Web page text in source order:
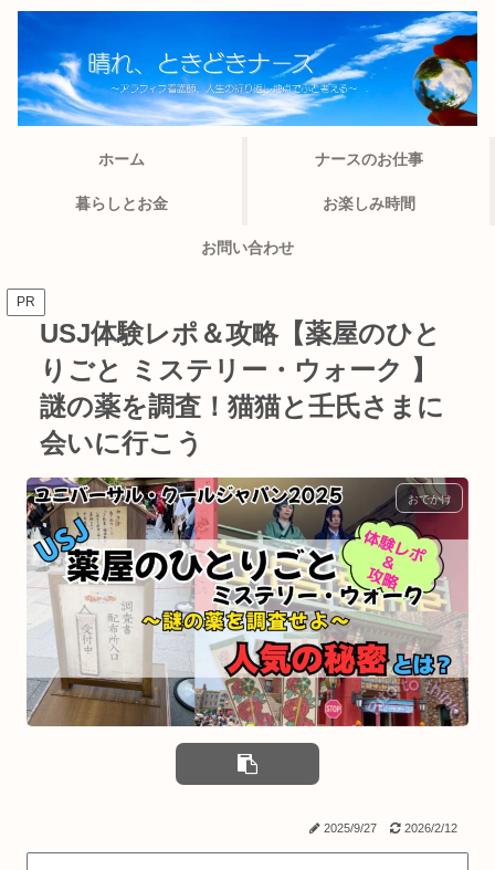
ホーム ナースのお仕事
暮らしとお金 お楽しみ時間
お問い合わせ
PR
USJ体験レポ＆攻略【薬屋のひと
りごと ミステリー・ウォーク 】
謎の薬を調査！猫猫と壬氏さまに
会いに行こう
おでかけ
2025/9/27 2026/2/12